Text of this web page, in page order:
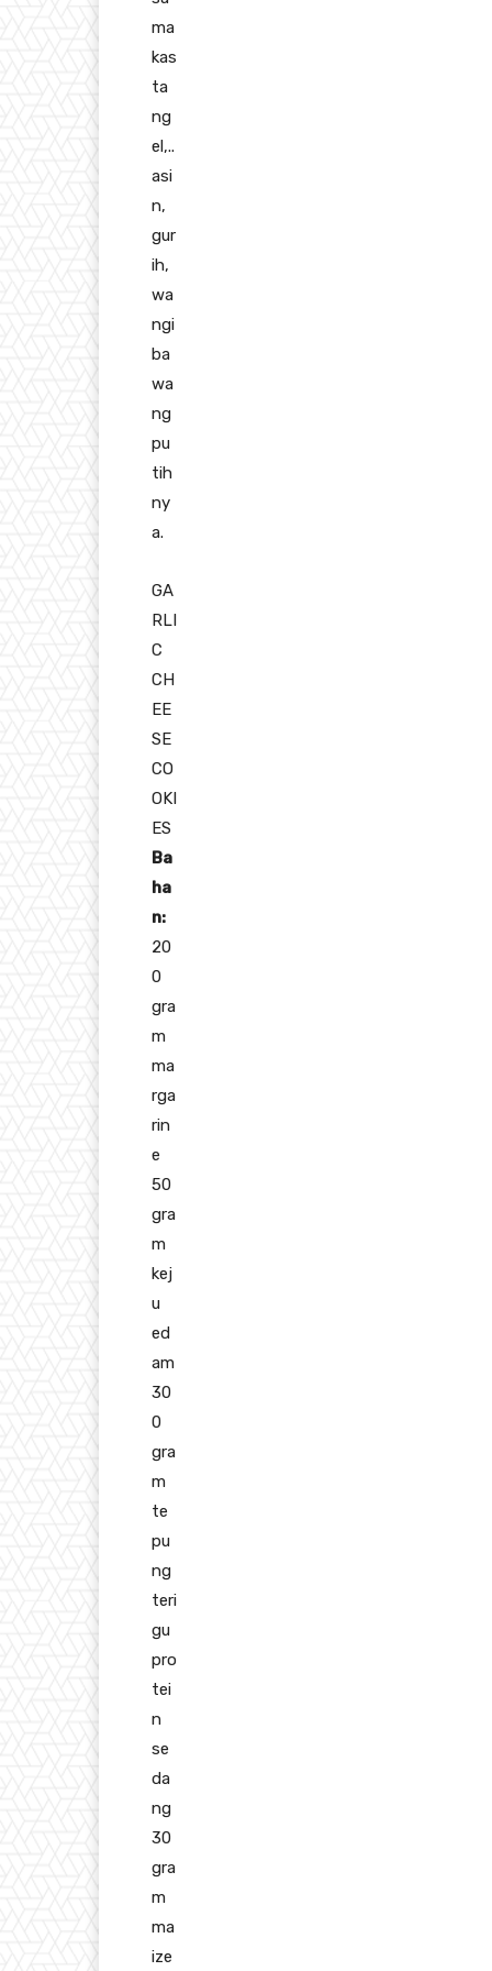
ma
kas
ta
ng
el,..
asi
n,
gur
ih,
wa
ngi
ba
wa
ng
pu
tih
ny
a.
GA
RLI
C
CH
EE
SE
CO
OKI
ES
Ba
ha
n:
20
0
gra
m
ma
rga
rin
e
50
gra
m
kej
u
ed
am
30
0
gra
m
te
pu
ng
teri
gu
pro
tei
n
se
da
ng
30
gra
m
ma
ize